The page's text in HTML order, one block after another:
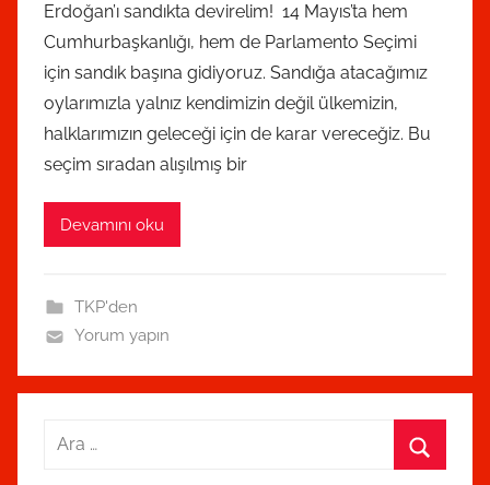
n
t
a
r
Erdoğan’ı sandıkta devirelim! 14 Mayıs’ta hem
Cumhurbaşkanlığı, hem de Parlamento Seçimi
için sandık başına gidiyoruz. Sandığa atacağımız
oylarımızla yalnız kendimizin değil ülkemizin,
halklarımızın geleceği için de karar vereceğiz. Bu
seçim sıradan alışılmış bir
Devamını oku
TKP'den
Yorum yapın
Arama: